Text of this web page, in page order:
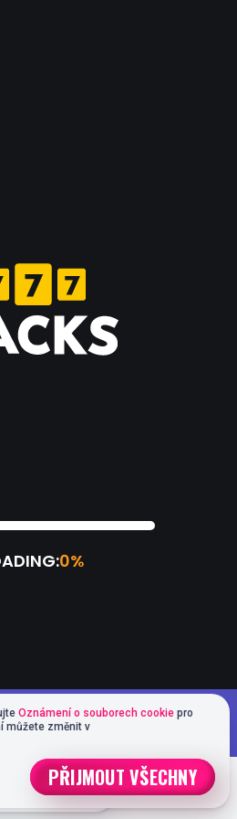
ve skutečném
HRAJTE ZA OPRAVDOVÉ
Oznámení o souborech cookie pro
můžete změnit v
PŘIJMOUT VŠECHNY